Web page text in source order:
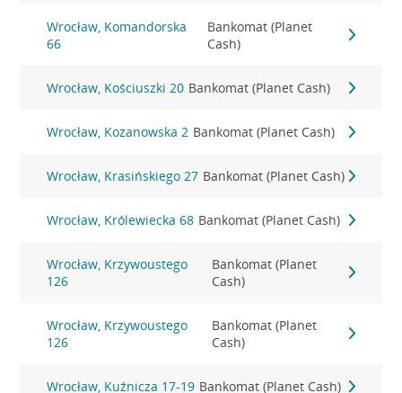
Wrocław, Komandorska
66
Bankomat (Planet
Cash)
Wrocław, Kościuszki 20 Bankomat (Planet Cash)
Wrocław, Kozanowska 2 Bankomat (Planet Cash)
Wrocław, Krasińskiego 27 Bankomat (Planet Cash)
Wrocław, Królewiecka 68 Bankomat (Planet Cash)
Wrocław, Krzywoustego
126
Bankomat (Planet
Cash)
Wrocław, Krzywoustego
126
Bankomat (Planet
Cash)
Wrocław, Kuźnicza 17-19 Bankomat (Planet Cash)